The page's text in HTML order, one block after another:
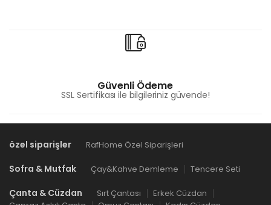
Güvenli Ödeme
SSL Sertifikası ile bilgileriniz güvende!
özel siparişler RafHome Özel Siparişleri
Sofra & Mutfak Çay&Kahve Demleme Tencere Seti
Çanta & Cüzdan Sırt Çantası
Erkek Cüzdan